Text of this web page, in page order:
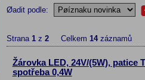
Øadit podle:
Strana 1z 2Celkem 14záznamů
Žárovka LED, 24V/(5W), patice
spotřeba 0,4W